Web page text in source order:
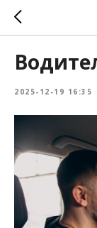
2025-12-19 16:35